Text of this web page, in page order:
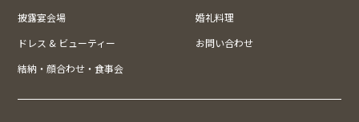
披露宴会場
婚礼料理
ドレス & ビューティー
お問い合わせ
結納・顔合わせ・食事会